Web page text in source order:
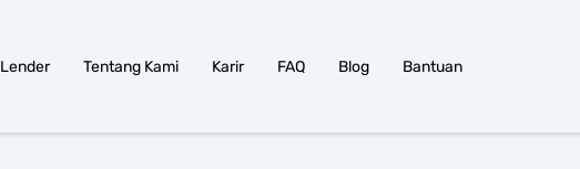
Lender Tentang Kami Karir FAQ Blog Bantuan